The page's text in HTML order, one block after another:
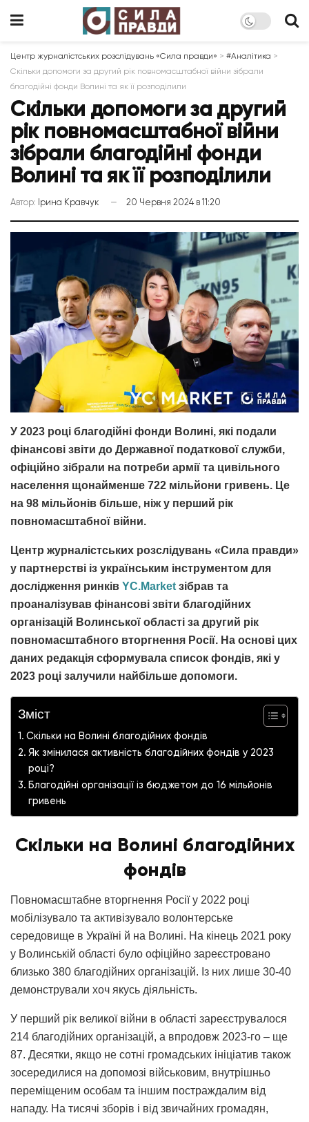
Центр журналістських розслідувань «Сила правди» > #Аналітика >
Скільки допомоги за другий рік повномасштабної війни зібрали
благодійні фонди Волині та як її розподілили
Скільки допомоги за другий
рік повномасштабної війни
зібрали благодійні фонди
Волині та як її розподілили
Автор: Ірина Кравчук 20 Червня 2024 в 11:20
У 2023 році благодійні фонди Волині, які подали
фінансові звіти до Державної податкової служби,
офіційно зібрали на потреби армії та цивільного
населення щонайменше 722 мільйони гривень. Це
на 98 мільйонів більше, ніж у перший рік
повномасштабної війни.
Центр журналістських розслідувань «Сила правди»
у партнерстві із українським інструментом для
дослідження ринків YC.Market зібрав та
проаналізував фінансові звіти благодійних
організацій Волинської області за другий рік
повномасштабного вторгнення Росії. На основі цих
даних редакція сформувала список фондів, які у
2023 році залучили найбільше допомоги.
Зміст
Скільки на Волині благодійних фондів
Як змінилася активність благодійних фондів у 2023
році?
Благодійні організації із бюджетом до 16 мільйонів
гривень
Скільки на Волині благодійних
фондів
Повномасштабне вторгнення Росії у 2022 році
мобілізувало та активізувало волонтерське
середовище в Україні й на Волині. На кінець 2021 року
у Волинській області було офіційно зареєстровано
близько 380 благодійних організацій. Із них лише 30-40
демонстрували хоч якусь діяльність.
У перший рік великої війни в області зареєструвалося
214 благодійних організацій, а впродовж 2023-го – ще
87. Десятки, якщо не сотні громадських ініціатив також
зосередилися на допомозі військовим, внутрішньо
переміщеним особам та іншим постраждалим від
нападу. На тисячі зборів і від звичайних громадян,